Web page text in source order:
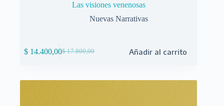
Las visiones venenosas
Nuevas Narrativas
$17.800,00
El
era:
$ 14.400,00El
es:
Añadir al carrito